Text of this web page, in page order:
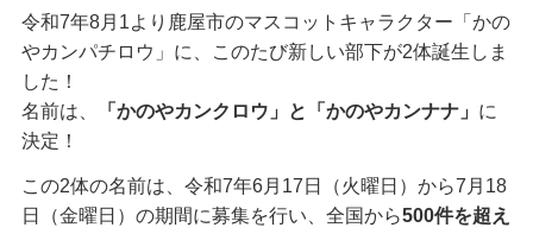
令和7年8月1より鹿屋市のマスコットキャラクター「かの
やカンパチロウ」に、このたび新しい部下が2体誕生しま
した！
名前は、
「かのやカンクロウ」 と 「かのやカンナナ」 に
決定！
この2体の名前は、令和7年6月17日（火曜日）から7月18
日（金曜日）の期間に募集を行い、全国から500件を超え